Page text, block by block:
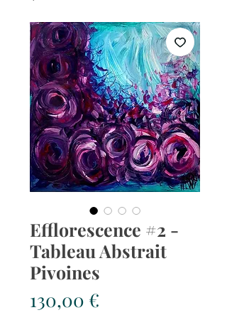
Efflorescence #2 -
Tableau Abstrait
Pivoines
130,00 €